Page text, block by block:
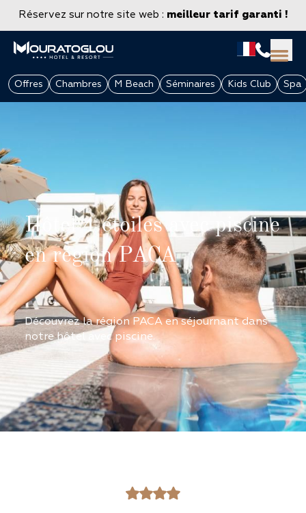
Réservez sur notre site web : meilleur tarif garanti !
GROUPES & ENTREPRISES
Offres Chambres M Beach Séminaires Kids Club Spa
Hôtel 4 étoiles avec piscine
en région PACA
Découvrez la région PACA en séjournant dans
notre hôtel avec piscine.